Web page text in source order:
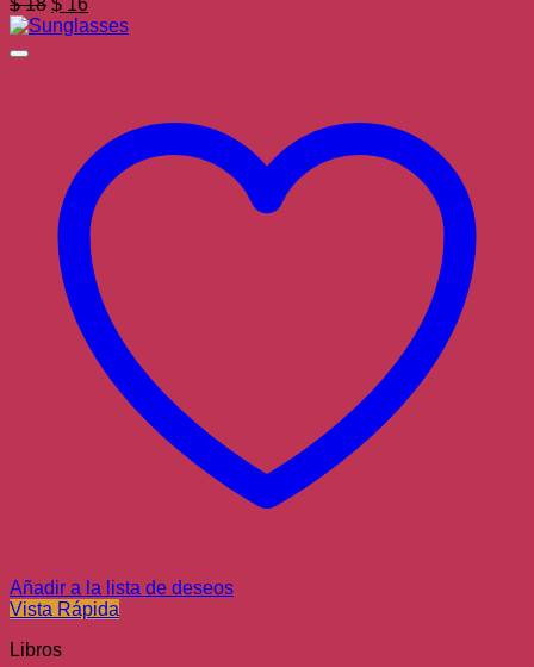
$18
precio
$ 16
precio
Añadir a la lista de deseos
Vista Rápida
Libros